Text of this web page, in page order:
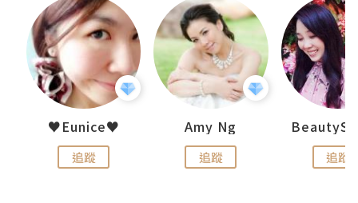
♥Eunice♥
追蹤
Amy Ng
追蹤 追蹤